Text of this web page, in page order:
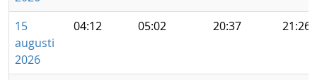
15
augusti
2026
04:12 05:02 20:37 21:26